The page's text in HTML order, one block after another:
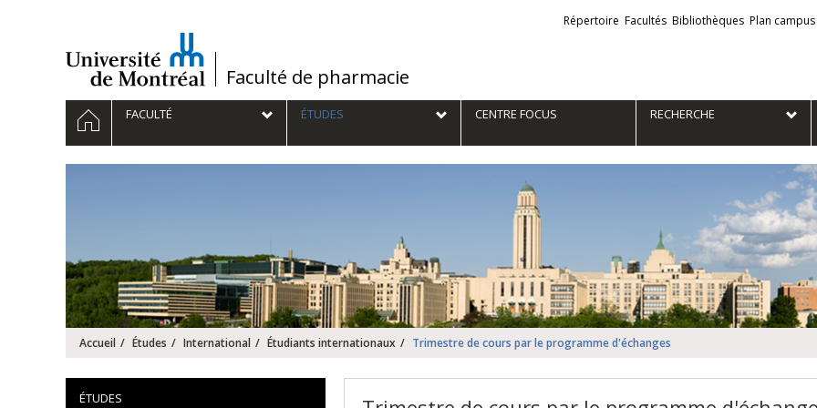
/Faculté de pharmacie
Liens
externes
Répertoire Facultés Bibliothèques Plan campus
Navigation
principale
ACCUEILFACULTÉ ÉTUDES CENTRE FOCUS RECHERCHE
Accueil Études International Étudiants internationaux Trimestre de cours par le programme d'échanges
ÉTUDES